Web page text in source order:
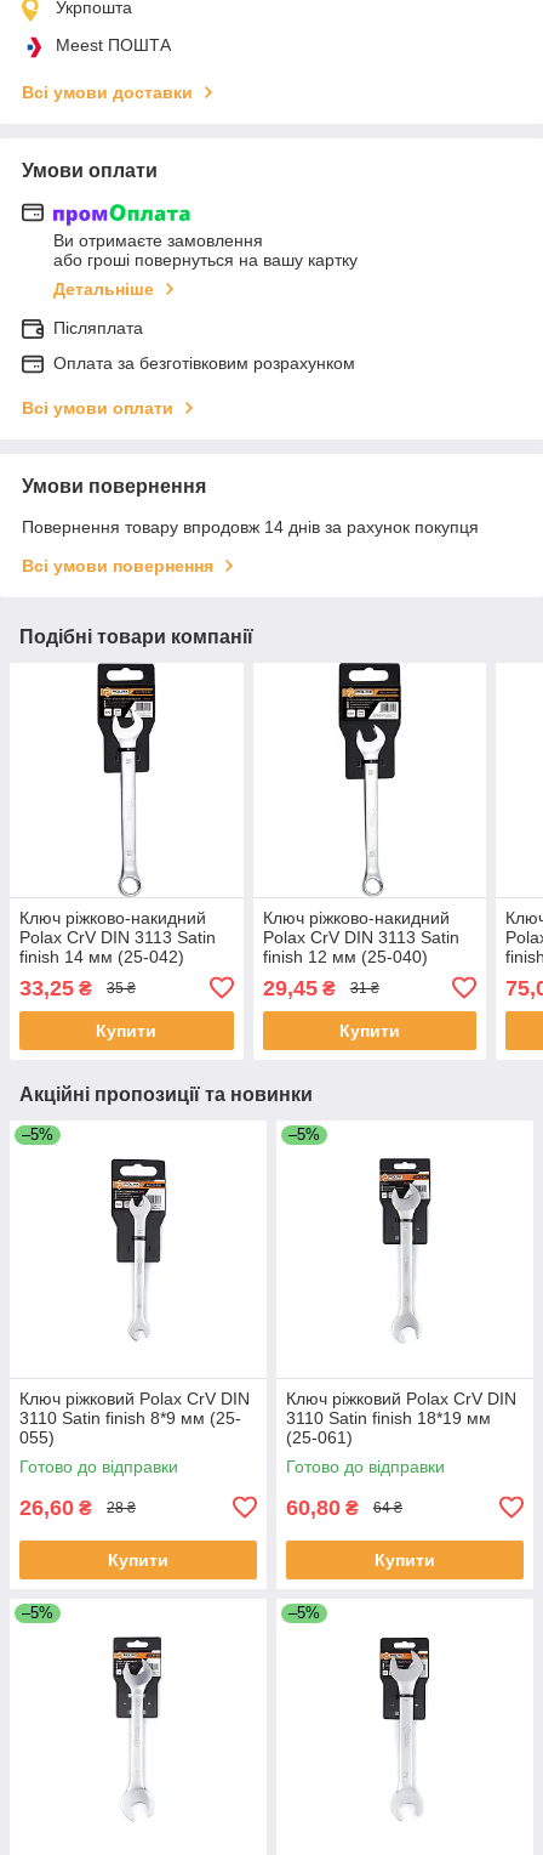
Укрпошта
Meest ПОШТА
Всі умови доставки
Умови оплати
Ви отримаєте замовлення
або гроші повернуться на вашу картку
Детальніше
Післяплата
Оплата за безготівковим розрахунком
Всі умови оплати
Умови повернення
Повернення товару впродовж 14 днів за рахунок покупця
Всі умови повернення
Подібні товари компанії
Ключ ріжково-накидний
Polax CrV DIN 3113 Satin
finish 14 мм (25-042)
33,25 ₴ 35 ₴
Купити
Ключ ріжково-накидний
Polax CrV DIN 3113 Satin
finish 12 мм (25-040)
29,45₴ 31 ₴
Купити
Акційні пропозиції та новинки
–5%
Ключ ріжковий Polax CrV DIN
3110 Satin finish 8*9 мм (25-
055)
Готово до відправки
26,60 ₴ 28 ₴
Купити
–5%
Ключ ріжковий Polax CrV DIN
3110 Satin finish 18*19 мм
(25-061)
Готово до відправки
60,80 ₴ 64 ₴
Купити
–5% –5%